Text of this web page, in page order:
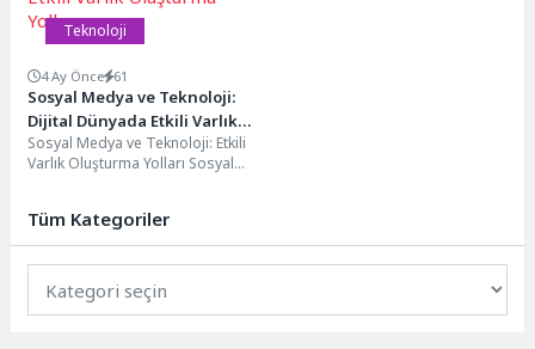
Teknoloji
4 Ay Önce 61
Sosyal Medya ve Teknoloji:
Dijital Dünyada Etkili Varlık
Oluşturma Yolları
Sosyal Medya ve Teknoloji: Etkili
Varlık Oluşturma Yolları Sosyal
Tüm Kategoriler